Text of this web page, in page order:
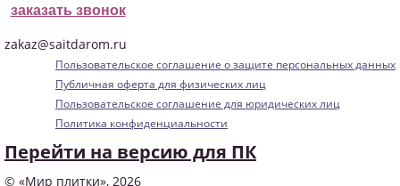
заказать звонок
zakaz@saitdarom.ru
Пользовательское соглашение о защите персональных данных
Публичная оферта для физических лиц
Пользовательское соглашение для юридических лиц
Политика конфиденциальности
Перейти на версию для ПК
© «Мир плитки», 2026